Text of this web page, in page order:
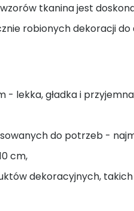
tkanina jest
robionych dekoracji do
- lekka, gładka i
do potrzeb -
cm,
dekoracyjnych, takich